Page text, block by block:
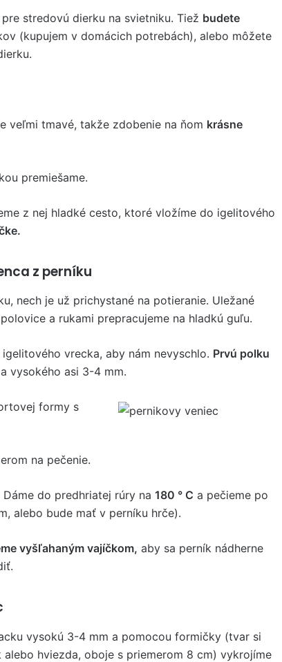
pre stredovú dierku na svietniku. Tiež budete
(kupujem v domácich potrebách), alebo môžete
veľmi tmavé, takže zdobenie na ňom krásne
premiešame.
z nej hladké cesto, ktoré vložíme do igelitového
z perníku
nech je už prichystané na potieranie. Uležané
a rukami prepracujeme na hladkú guľu.
vrecka, aby nám nevyschlo. Prvú polku
vysokého asi 3-4 mm.
formy s
na pečenie.
do predhriatej rúry na 180 ° C a pečieme po
alebo bude mať v perníku hrče).
vyšľahaným vajíčkom, aby sa perník nádherne
vysokú 3-4 mm a pomocou formičky (tvar si
hviezda, oboje s priemerom 8 cm) vykrojíme